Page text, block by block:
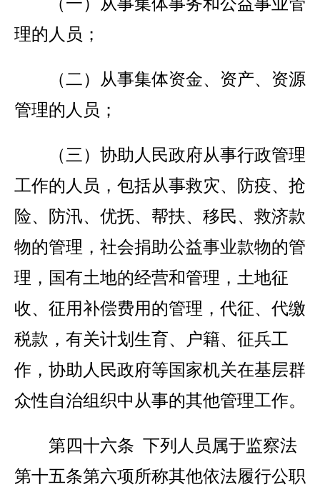
理的人员；
（二）从事集体资金、资产、资源
管理的人员；
（三）协助人民政府从事行政管理
工作的人员，包括从事救灾、防疫、抢
险、防汛、优抚、帮扶、移民、救济款
物的管理，社会捐助公益事业款物的管
理，国有土地的经营和管理，土地征
收、征用补偿费用的管理，代征、代缴
税款，有关计划生育、户籍、征兵工
作，协助人民政府等国家机关在基层群
众性自治组织中从事的其他管理工作。
第四十六条 下列人员属于监察法
第十五条第六项所称其他依法履行公职